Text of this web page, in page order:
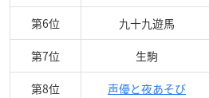
第6位 九十九遊馬
第7位 生駒
第8位 声優と夜あそび